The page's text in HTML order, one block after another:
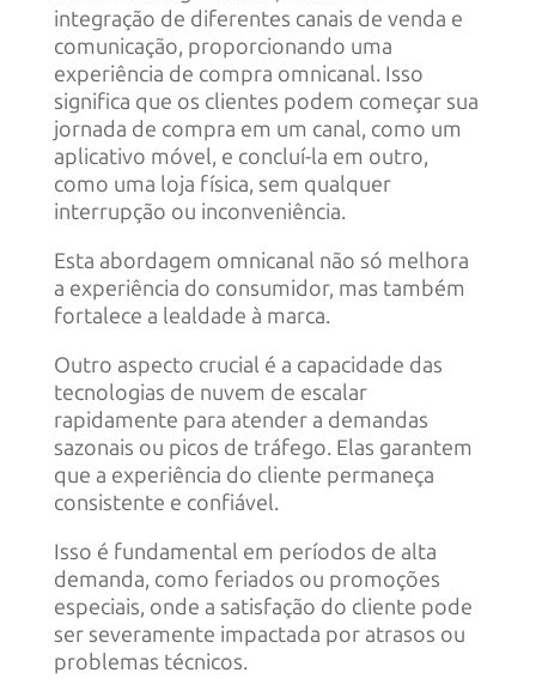
integração de diferentes canais de venda e
comunicação, proporcionando uma
experiência de compra omnicanal. Isso
significa que os clientes podem começar sua
jornada de compra em um canal, como um
aplicativo móvel, e concluí-la em outro,
como uma loja física, sem qualquer
interrupção ou inconveniência.
Esta abordagem omnicanal não só melhora
a experiência do consumidor, mas também
fortalece a lealdade à marca.
Outro aspecto crucial é a capacidade das
tecnologias de nuvem de escalar
rapidamente para atender a demandas
sazonais ou picos de tráfego. Elas garantem
que a experiência do cliente permaneça
consistente e confiável.
Isso é fundamental em períodos de alta
demanda, como feriados ou promoções
especiais, onde a satisfação do cliente pode
ser severamente impactada por atrasos ou
problemas técnicos.